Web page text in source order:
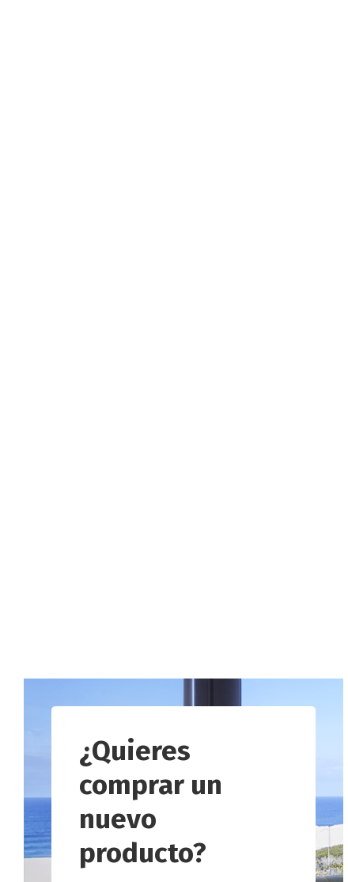
¿Quieres
comprar un
nuevo
producto?